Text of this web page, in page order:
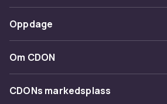
Spor pakke
Angre & returner her
Kontakt oss
Betaling
Levering
Tilbakekallinger
Oppdage
Kategorier
Varemerker
Om CDON
Om oss
CDONs markedsplass